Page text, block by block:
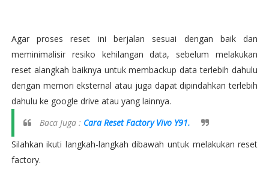
Agar proses reset ini berjalan sesuai dengan baik dan
meminimalisir resiko kehilangan data, sebelum melakukan
reset alangkah baiknya untuk membackup data terlebih dahulu
dengan memori eksternal atau juga dapat dipindahkan terlebih
dahulu ke google drive atau yang lainnya.
Baca Juga : Cara Reset Factory Vivo Y91.
Silahkan ikuti langkah-langkah dibawah untuk melakukan reset
factory.